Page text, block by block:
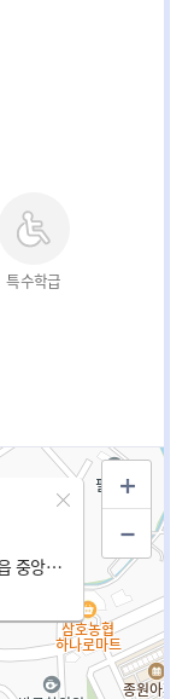
특수학급
전남광주통합특별시 영암군 삼호읍 중앙촌길 35